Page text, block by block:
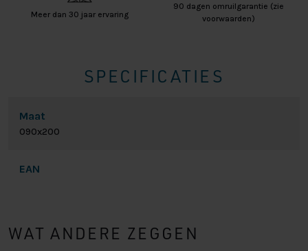
Meer dan 30 jaar ervaring
90 dagen omruilgarantie (zie
voorwaarden)
SPECIFICATIES
Maat
090x200
EAN
WAT ANDERE ZEGGEN